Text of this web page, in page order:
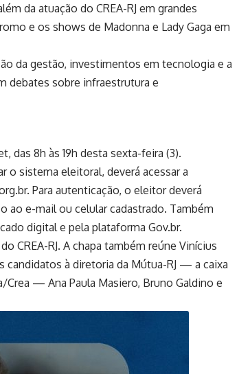
da atuação do CREA-RJ em grandes
e os shows de Madonna e Lady Gaga em
da gestão, investimentos em tecnologia e a
debates sobre infraestrutura e
das 8h às 19h desta sexta-feira (3).
o sistema eleitoral, deverá acessar a
Para autenticação, o eleitor deverá
ao e-mail ou celular cadastrado. Também
digital e pela plataforma Gov.br.
CREA-RJ. A chapa também reúne Vinícius
candidatos à diretoria da Mútua-RJ — a caixa
— Ana Paula Masiero, Bruno Galdino e